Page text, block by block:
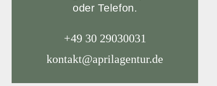
oder Telefon.
+49 30 29030031
kontakt@aprilagentur.de